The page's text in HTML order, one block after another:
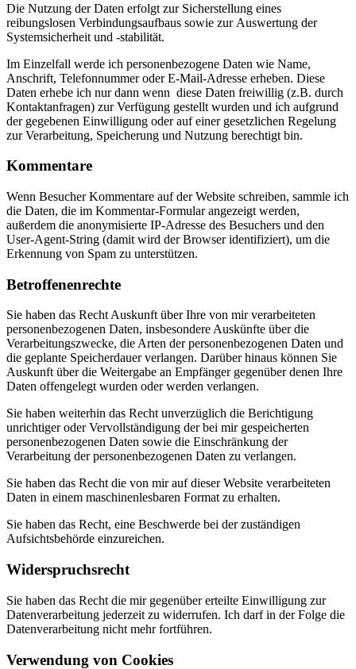
Die Nutzung der Daten erfolgt zur Sicherstellung eines
reibungslosen Verbindungsaufbaus sowie zur Auswertung der
Systemsicherheit und -stabilität.
Im Einzelfall werde ich personenbezogene Daten wie Name,
Anschrift, Telefonnummer oder E-Mail-Adresse erheben. Diese
Daten erhebe ich nur dann wenn diese Daten freiwillig (z.B. durch
Kontaktanfragen) zur Verfügung gestellt wurden und ich aufgrund
der gegebenen Einwilligung oder auf einer gesetzlichen Regelung
zur Verarbeitung, Speicherung und Nutzung berechtigt bin.
Kommentare
Wenn Besucher Kommentare auf der Website schreiben, sammle ich
die Daten, die im Kommentar-Formular angezeigt werden,
außerdem die anonymisierte IP-Adresse des Besuchers und den
User-Agent-String (damit wird der Browser identifiziert), um die
Erkennung von Spam zu unterstützen.
Betroffenenrechte
Sie haben das Recht Auskunft über Ihre von mir verarbeiteten
personenbezogenen Daten, insbesondere Auskünfte über die
Verarbeitungszwecke, die Arten der personenbezogenen Daten und
die geplante Speicherdauer verlangen. Darüber hinaus können Sie
Auskunft über die Weitergabe an Empfänger gegenüber denen Ihre
Daten offengelegt wurden oder werden verlangen.
Sie haben weiterhin das Recht unverzüglich die Berichtigung
unrichtiger oder Vervollständigung der bei mir gespeicherten
personenbezogenen Daten sowie die Einschränkung der
Verarbeitung der personenbezogenen Daten zu verlangen.
Sie haben das Recht die von mir auf dieser Website verarbeiteten
Daten in einem maschinenlesbaren Format zu erhalten.
Sie haben das Recht, eine Beschwerde bei der zuständigen
Aufsichtsbehörde einzureichen.
Widerspruchsrecht
Sie haben das Recht die mir gegenüber erteilte Einwilligung zur
Datenverarbeitung jederzeit zu widerrufen. Ich darf in der Folge die
Datenverarbeitung nicht mehr fortführen.
Verwendung von Cookies